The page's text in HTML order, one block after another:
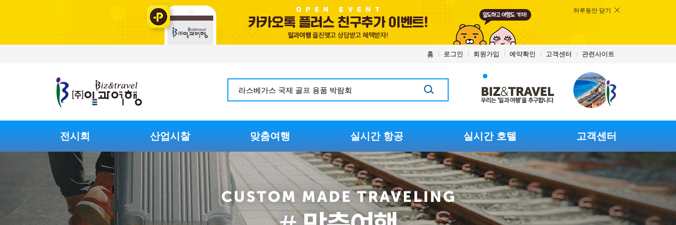
하루동안 닫기
홈 로그인 회원가입 예약확인 고객센터 관련사이트
전시회 산업시찰 맞춤여행 실시간 항공 실시간 호텔 고객센터